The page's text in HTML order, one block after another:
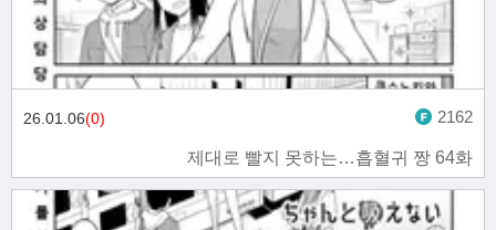
제대로 빨지 못하는…흡혈귀 짱 64화
26.01.06(0) 2162